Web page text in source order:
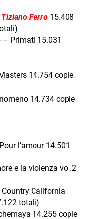
Ferro15.408
– Primati 15.031
14.754 copie
14.734 copie
l’amour 14.501
e la violenza vol.2
Country California
totali)
14.255 copie